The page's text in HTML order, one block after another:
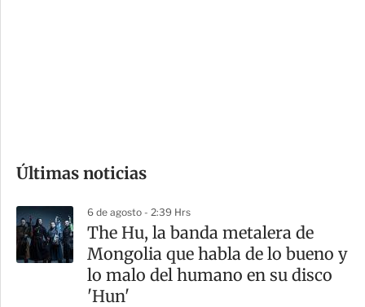
m
a
r
t
Últimas noticias
6 de agosto - 2:39 Hrs
The Hu, la banda metalera de
Mongolia que habla de lo bueno y
lo malo del humano en su disco
'Hun'